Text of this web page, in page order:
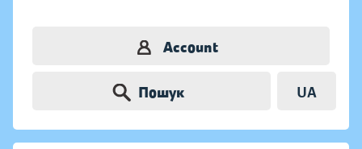
Account
Пошук UA